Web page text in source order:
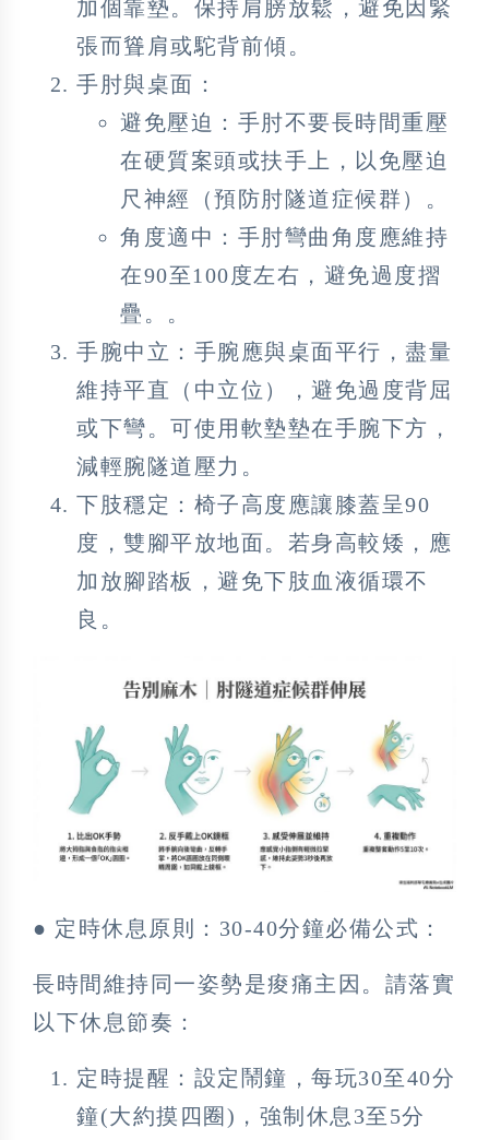
加個靠墊。保持肩膀放鬆，避免因緊
張而聳肩或駝背前傾。
手肘與桌面：
避免壓迫：手肘不要長時間重壓
在硬質案頭或扶手上，以免壓迫
尺神經（預防肘隧道症候群）。
角度適中：手肘彎曲角度應維持
在90至100度左右，避免過度摺
疊。。
手腕中立：手腕應與桌面平行，盡量
維持平直（中立位），避免過度背屈
或下彎。可使用軟墊墊在手腕下方，
減輕腕隧道壓力。
下肢穩定：椅子高度應讓膝蓋呈90
度，雙腳平放地面。若身高較矮，應
加放腳踏板，避免下肢血液循環不
良。
● 定時休息原則：30-40分鐘必備公式：
長時間維持同一姿勢是痠痛主因。請落實
以下休息節奏：
定時提醒：設定鬧鐘，每玩30至40分
鐘(大約摸四圈)，強制休息3至5分